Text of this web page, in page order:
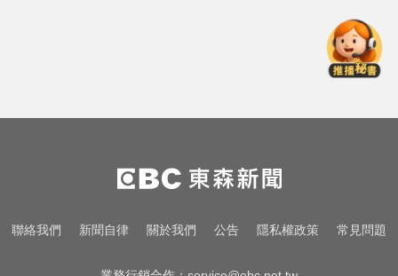
蔣：六日恐有豪雨
愛玩車／凱旋雙車登場 660新動力
更順暢
颱風假怎麼放？停班課標準、宣布
聯絡我們 新聞自律 關於我們 公告 隱私權政策 常見問題